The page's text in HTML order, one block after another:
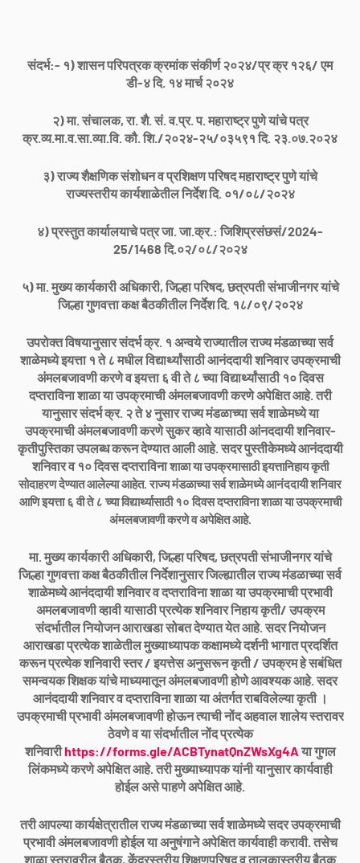
संदर्भ:- १) शासन परिपत्रक क्रमांक संकीर्ण २०२४/प्र क्र १२६/ एम
डी-४ दि. १४ मार्च २०२४
२) मा. संचालक, रा. शै. सं. व.प्र. प. महाराष्ट्र पुणे यांचे पत्र
क्र.व्य.मा.व.सा.व्या.वि. कौ. शि./२०२४-२५/०३५९१ दि. २३.०७.२०२४
३) राज्य शैक्षणिक संशोधन व प्रशिक्षण परिषद महाराष्ट्र पुणे यांचे
राज्यस्तरीय कार्यशाळेतील निर्देश दि. ०१/०८/२०२४
४) प्रस्तुत कार्यालयाचे पत्र जा. जा.क्र.: जिशिप्रसंछसं/2024-
25/1468 दि.०२/०८/२०२४
५) मा. मुख्य कार्यकारी अधिकारी, जिल्हा परिषद, छत्रपती संभाजीनगर यांचे
जिल्हा गुणवत्ता कक्ष बैठकीतील निर्देश दि. १८/०९/२०२४
उपरोक्त विषयानुसार संदर्भ क्र. १ अन्वये राज्यातील राज्य मंडळाच्या सर्व
शाळेमध्ये इयत्ता १ ते ८ मधील विद्यार्थ्यांसाठी आनंददायीशनिवार उपक्रमाची
अंमलबजावणी करणे व इयत्ता ६ वी ते ८ च्या विद्यार्थ्यांसाठी १० दिवस
दप्तराविना शाळा या उपक्रमाची अंमलबजावणी करणे अपेक्षित आहे. तरी
यानुसार संदर्भ क्र. २ ते ४ नुसार राज्य मंडळाच्या सर्व शाळेमध्ये या
उपक्रमाची अंमलबजावणी करणे सुकर व्हावे यासाठी आंनददायी शनिवार-
कृतीपुस्तिका उपलब्ध करून देण्यात आली आहे. सदर पुस्तीकेमध्ये आनंददायी
शनिवार व १० दिवस दप्तराविनाशाळा या उपक्रमासाठी इयत्तानिहाय कृती
सोदाहरण देण्यात आलेल्या आहेत. राज्य मंडळाच्या सर्व शाळेमध्ये आनंददायी शनिवार
आणि इयत्ता ६ वी ते ८ च्या विद्यार्थ्यासाठी १० दिवस दप्तराविना शाळा या उपक्रमाची
अंमलबजावणी करणे व अपेक्षित आहे.
मा. मुख्य कार्यकारी अधिकारी, जिल्हा परिषद, छत्रपती संभाजीनगर यांचे
जिल्हा गुणवत्ता कक्ष बैठकीतील निर्देशानुसार जिल्ह्यातील राज्य मंडळाच्या सर्व
शाळेमध्ये आनंददायी शनिवार व दप्तराविना शाळा या उपक्रमाची प्रभावी
अमलबजावणी व्हावी यासाठी प्रत्येक शनिवार निहाय कृती/ उपक्रम
संदर्भातील नियोजन आराखडा सोबत देण्यात येत आहे. सदर नियोजन
आराखडा प्रत्येक शाळेतील मुख्याध्यापक कक्षामध्ये दर्शनी भागात प्रदर्शित
करून प्रत्येक शनिवारी स्तर / इयत्तेस अनुसरून कृती / उपक्रम हे सबंधित
समन्वयक शिक्षक यांचे माध्यमातून अंमलबजावणी होणे आवश्यक आहे. सदर
आनंददायी शनिवार व दप्तराविना शाळा या अंतर्गत राबविलेल्या कृती ।
उपक्रमाची प्रभावी अंमलबजावणी होऊन त्याची नोंद अहवाल शालेय स्तरावर
ठेवणे व या संदर्भातील नोंद प्रत्येक
शनिवारीhttps://forms.gle/ACBTynatQnZWsXg4Aया गुगल
लिंकमध्ये करणे अपेक्षित आहे. तरी मुख्याध्यापक यांनी यानुसार कार्यवाही
होईल असे पाहणे अपेक्षित आहे.
तरी आपल्या कार्यक्षेत्रातील राज्य मंडळाच्या सर्व शाळेमध्ये सदर उपक्रमाची
प्रभावी अंमलबजावणी होईल या अनुषंगाने अपेक्षित कार्यवाही करावी. तसेच
शाळा स्तरावरील बैठक, केंद्रस्तरीय शिक्षणपरिषद व तालुकास्तरीय बैठक